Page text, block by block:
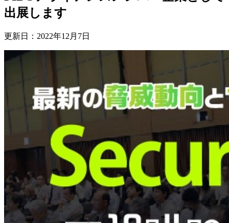
出展します
更新日：2022年12月7日